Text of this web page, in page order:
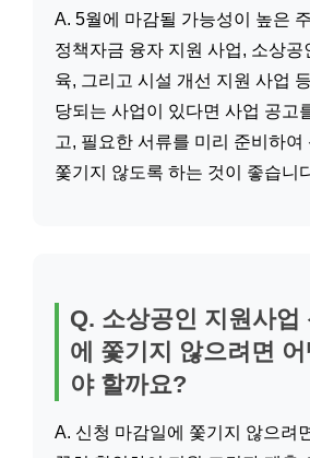
A. 5월에 마감될 가능성이 높은
정책자금 융자 지원 사업, 소상공
육, 그리고 시설 개선 지원 사업
당되는 사업이 있다면 사업 공고
고, 필요한 서류를 미리 준비하여
쫓기지 않도록 하는 것이 좋습니
Q. 소상공인 지원사업
에 쫓기지 않으려면
야 할까요?
A. 신청 마감일에 쫓기지 않으려